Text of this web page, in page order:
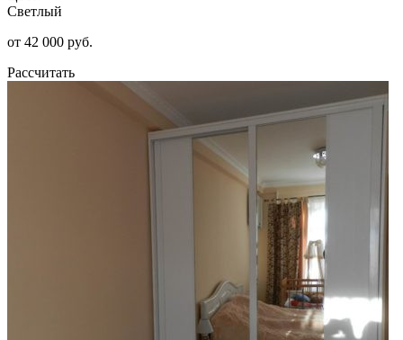
Светлый
от 42 000 руб.
Рассчитать